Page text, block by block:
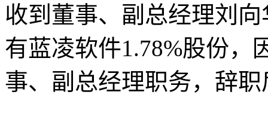
收到董事、副总经理刘
有蓝凌软件1.78%股份，
事、副总经理职务，辞